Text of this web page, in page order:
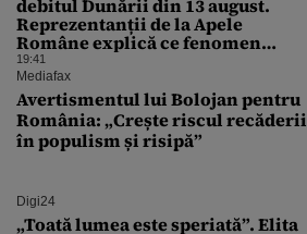
debitul Dunării din 13 august.
Reprezentanții de la Apele
Române explică ce fenomen
urmează
19:41
Mediafax
Avertismentul lui Bolojan pentru
România: „Crește riscul recăderii
în populism și risipă”
Digi24
„Toată lumea este speriată”. Elita